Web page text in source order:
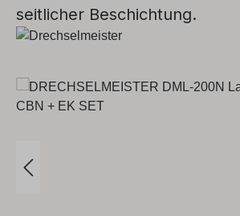
seitlicher Beschichtung.
Bildergalerie überspringen